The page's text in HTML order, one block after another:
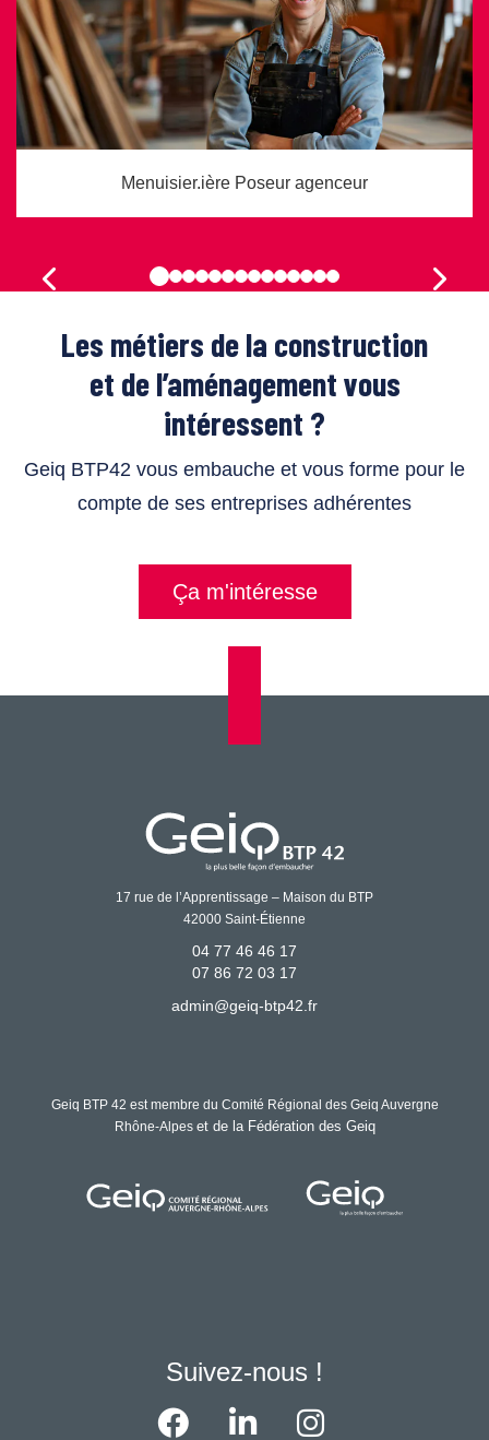
Menuisier.ière Poseur agenceur
Les métiers de la construction
et de l’aménagement vous
intéressent ?
Geiq BTP42 vous embauche et vous forme pour le
compte de ses entreprises adhérentes
Ça m'intéresse
17 rue de l’Apprentissage – Maison du BTP
42000 Saint-Étienne
04 77 46 46 17
07 86 72 03 17
admin@geiq-btp42.fr
Geiq BTP 42 est membre du Comité Régional des Geiq Auvergne
Rhône-Alpes et de la Fédération des Geiq
Suivez-nous !